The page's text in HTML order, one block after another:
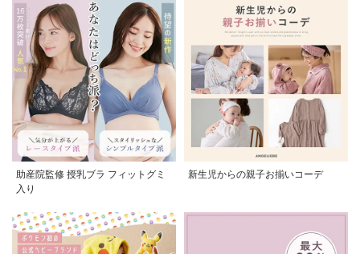
助産院監修 授乳ブラ フィットグミ
入り
新生児からの親子お揃いコーデ